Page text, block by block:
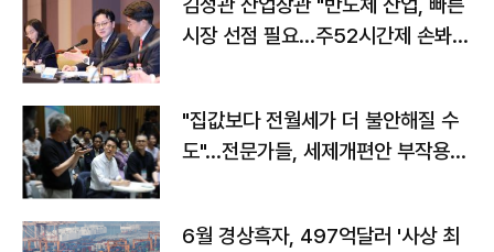
시장 선점 필요…주52시간제 손봐
"집값보다 전월세가 더 불안해질 수
도"…전문가들, 세제개편안 부작용
6월 경상흑자, 497억달러 '사상 최